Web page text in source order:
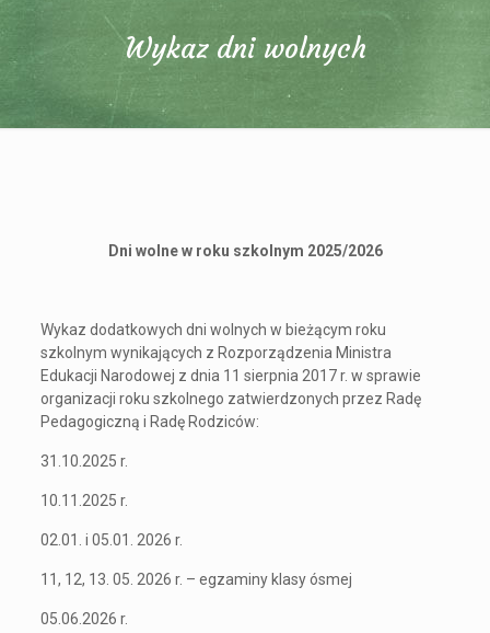
Wykaz dni wolnych
Dni wolne w roku szkolnym 2025/2026
Wykaz dodatkowych dni wolnych w bieżącym roku
szkolnym wynikających z Rozporządzenia Ministra
Edukacji Narodowej z dnia 11 sierpnia 2017 r. w sprawie
organizacji roku szkolnego zatwierdzonych przez Radę
Pedagogiczną i Radę Rodziców:
31.10.2025 r.
10.11.2025 r.
02.01. i 05.01. 2026 r.
11, 12, 13. 05. 2026 r. – egzaminy klasy ósmej
05.06.2026 r.